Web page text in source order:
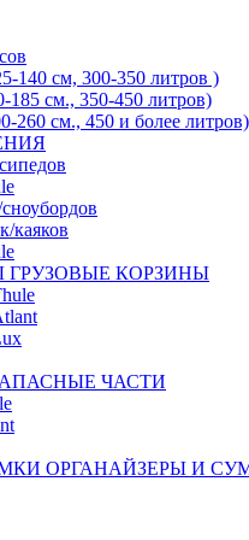
140 см, 300-350 литров )
185 см., 350-450 литров)
260 см., 450 и более литров)
каяков
ГРУЗОВЫЕ КОРЗИНЫ
ЧАСТИ
ОРГАНАЙЗЕРЫ И